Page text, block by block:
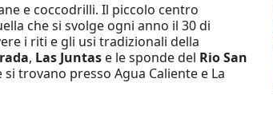
e coccodrilli. Il piccolo centro
che si svolge ogni anno il 30 di
i riti e gli usi tradizionali della
, Las Juntas e le sponde del Rio San
trovano presso Agua Caliente e La